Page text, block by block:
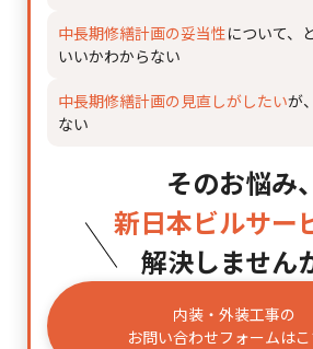
中長期修繕計画の妥当性について、
いいかわからない
中長期修繕計画の見直しがしたいが
ない
そのお悩み、
新日本ビルサー
解決しません
内装・外装工事の
お問い合わせフォームは